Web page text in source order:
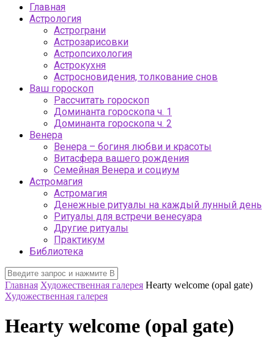
Главная
Астрология
Астрограни
Астрозарисовки
Астропсихология
Астрокухня
Астросновидения, толкование снов
Ваш гороскоп
Рассчитать гороскоп
Доминанта гороскопа ч. 1
Доминанта гороскопа ч. 2
Венера
Венера – богиня любви и красоты
Витасфера вашего рождения
Семейная Венера и социум
Астромагия
Астромагия
Денежные ритуалы на каждый лунный день
Ритуалы для встречи венесуара
Другие ритуалы
Практикум
Библиотека
Главная Художественная галерея Hearty welcome (opal gate)
Художественная галерея
Hearty welcome (opal gate)